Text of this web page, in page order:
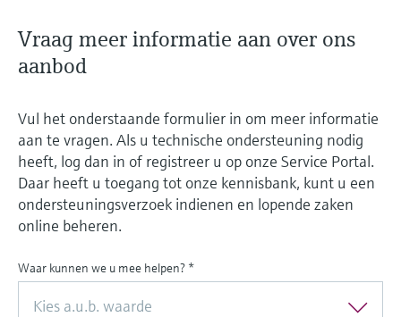
Vraag meer informatie aan over ons
aanbod
Vul het onderstaande formulier in om meer informatie
aan te vragen. Als u technische ondersteuning nodig
heeft, log dan in of registreer u op onze Service Portal.
Daar heeft u toegang tot onze kennisbank, kunt u een
ondersteuningsverzoek indienen en lopende zaken
online beheren.
Waar kunnen we u mee helpen? *
Kies a.u.b. waarde